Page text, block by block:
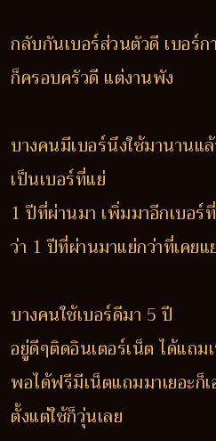
กลับกันเบอร์ส่วนตัวดี เบอร์ก
ก็ครอบครัวดี แต่งานพัง
บางคนมีเบอร์นึงใช้มานานแ
เป็นเบอร์ที่แย่
1 ปีที่ผ่านมา เพิ่มมาอีกเบอร์
ว่า 1 ปีที่ผ่านมาแย่กว่าที่เคยแ
บางคนใช้เบอร์ดีมา 5 ปี
อยู่ดีๆติดอินเตอร์เน็ต ได้แถม
พอได้ฟรีมีเน็ตแถมมาเยอะก็เ
ตั้งแต่ใช้ก็วุ่นเลย